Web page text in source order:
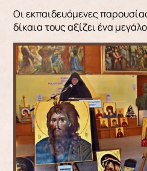
Οι εκπαιδευόμενες
δίκαια τους αξίζει ένα